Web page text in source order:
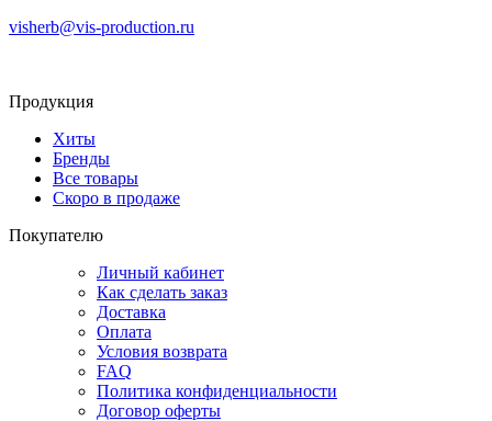
visherb@vis-production.ru
Продукция
Хиты
Бренды
Все товары
Скоро в продаже
Покупателю
Личный кабинет
Как сделать заказ
Доставка
Оплата
Условия возврата
FAQ
Политика конфиденциальности
Договор оферты